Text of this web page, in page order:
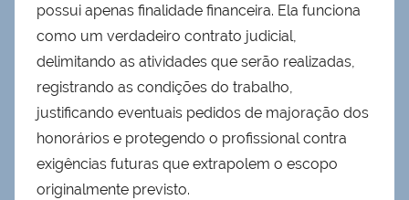
possui apenas finalidade financeira. Ela funciona
como um verdadeiro contrato judicial,
delimitando as atividades que serão realizadas,
registrando as condições do trabalho,
justificando eventuais pedidos de majoração dos
honorários e protegendo o profissional contra
exigências futuras que extrapolem o escopo
originalmente previsto.